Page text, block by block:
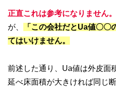
正直これは参考になりません。
が、
「この会社だとUa値〇
てはいけません。
前述した通り、Ua値は外皮面
延べ床面積が大きければ同じ